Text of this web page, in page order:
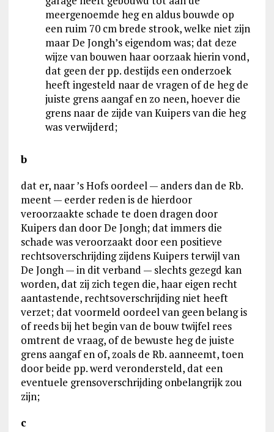
meergenoemde heg en aldus bouwde op
een ruim 70 cm brede strook, welke niet zijn
maar De Jongh’s eigendom was; dat deze
wijze van bouwen haar oorzaak hierin vond,
dat geen der pp. destijds een onderzoek
heeft ingesteld naar de vragen of de heg de
juiste grens aangaf en zo neen, hoever die
grens naar de zijde van Kuipers van die heg
was verwijderd;
b
dat er, naar ’s Hofs oordeel — anders dan de Rb.
meent — eerder reden is de hierdoor
veroorzaakte schade te doen dragen door
Kuipers dan door De Jongh; dat immers die
schade was veroorzaakt door een positieve
rechtsoverschrijding zijdens Kuipers terwijl van
De Jongh — in dit verband — slechts gezegd kan
worden, dat zij zich tegen die, haar eigen recht
aantastende, rechtsoverschrijding niet heeft
verzet; dat voormeld oordeel van geen belang is
of reeds bij het begin van de bouw twijfel rees
omtrent de vraag, of de bewuste heg de juiste
grens aangaf en of, zoals de Rb. aanneemt, toen
door beide pp. werd verondersteld, dat een
eventuele grensoverschrijding onbelangrijk zou
zijn;
c